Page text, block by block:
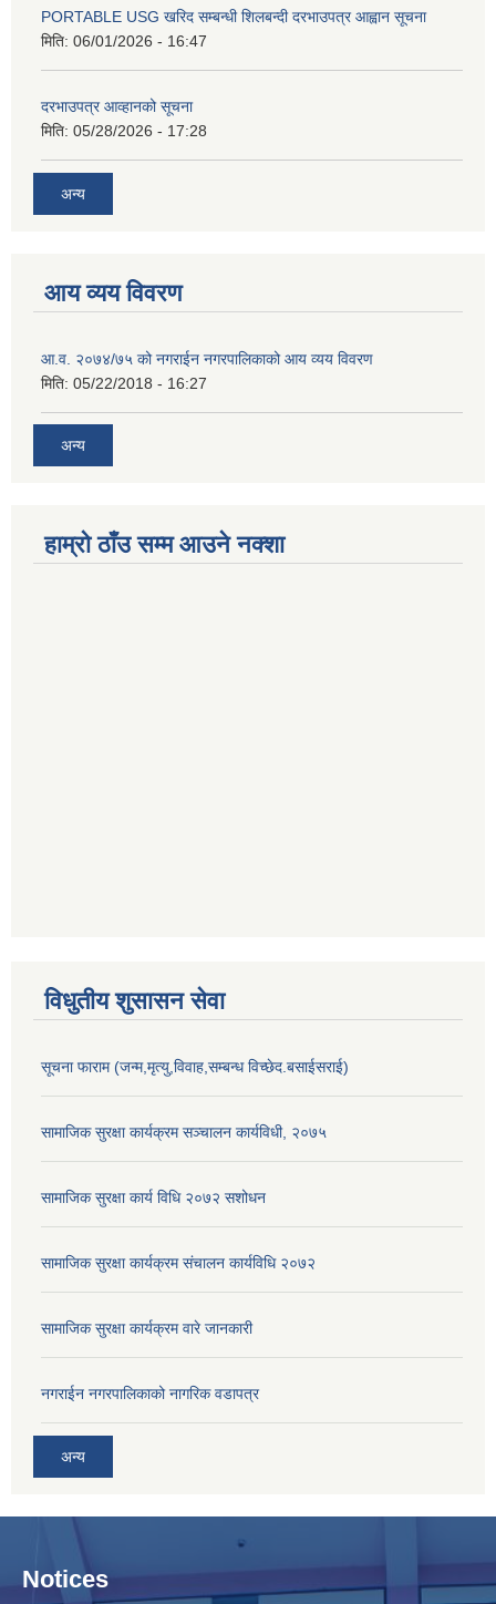
PORTABLE USG खरिद सम्बन्धी शिलबन्दी दरभाउपत्र आह्वान सूचना
मिति: 06/01/2026 - 16:47
दरभाउपत्र आव्हानको सूचना
मिति: 05/28/2026 - 17:28
अन्य
आय व्यय विवरण
आ.व. २०७४/७५ को नगराईन नगरपालिकाको आय व्यय विवरण
मिति: 05/22/2018 - 16:27
अन्य
हाम्रो ठाँउ सम्म आउने नक्शा
विधुतीय शुसासन सेवा
सूचना फाराम (जन्म,मृत्यु,विवाह,सम्बन्ध विच्छेद.बसाईसराई)
सामाजिक सुरक्षा कार्यक्रम सञ्चालन कार्यविधी, २०७५
सामाजिक सुरक्षा कार्य विधि २०७२ स‌शोधन
सामाजिक सुरक्षा कार्यक्रम संचालन कार्यविधि २०७२
सामाजिक सुरक्षा कार्यक्रम वारे जानकारी
नगराईन नगरपालिकाको नागरिक वडापत्र
अन्य
Notices